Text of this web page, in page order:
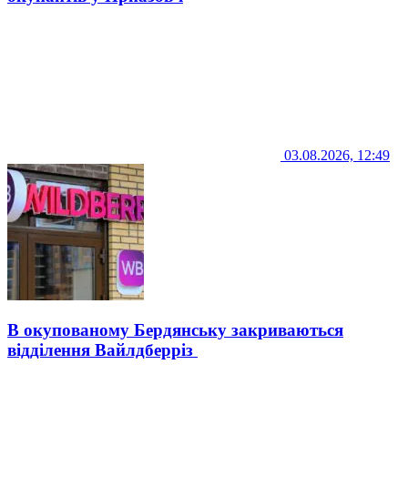
03.08.2026, 12:49
В окупованому Бердянську закриваються
відділення Вайлдберріз